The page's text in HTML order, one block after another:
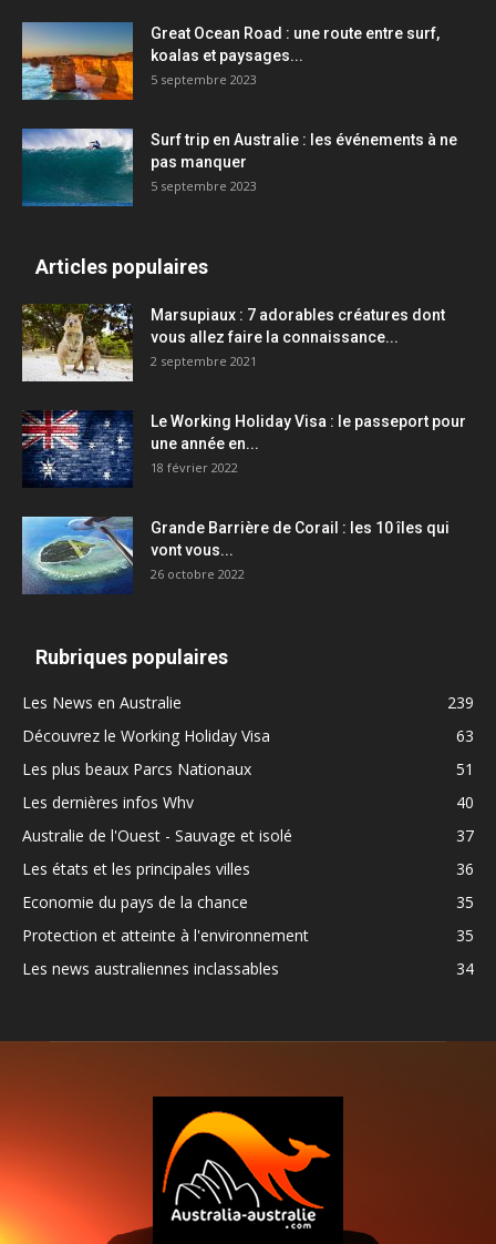
Great Ocean Road : une route entre surf,
koalas et paysages...
5 septembre 2023
Surf trip en Australie : les événements à ne
pas manquer
5 septembre 2023
Articles populaires
Marsupiaux : 7 adorables créatures dont
vous allez faire la connaissance...
2 septembre 2021
Le Working Holiday Visa : le passeport pour
une année en...
18 février 2022
Grande Barrière de Corail : les 10 îles qui
vont vous...
26 octobre 2022
Rubriques populaires
Les News en Australie
239
Découvrez le Working Holiday Visa
63
Les plus beaux Parcs Nationaux
51
Les dernières infos Whv
40
Australie de l'Ouest - Sauvage et isolé
37
Les états et les principales villes
36
Economie du pays de la chance
35
Protection et atteinte à l'environnement
35
Les news australiennes inclassables
34